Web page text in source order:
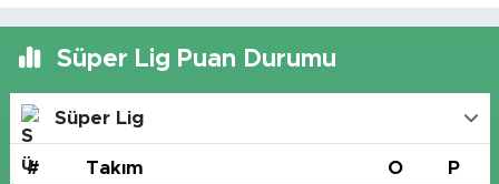
Süper Lig Puan Durumu
Süper Lig
# Takım O P